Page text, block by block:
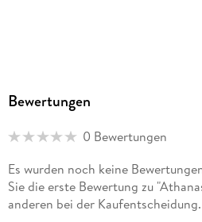
Bewertungen
0 Bewertungen
Es wurden noch keine
Sie die erste Bewertung zu
anderen bei der Kaufentscheidung.